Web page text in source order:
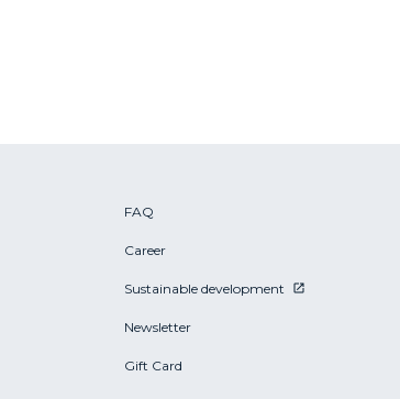
FAQ
Career
Sustainable development
Newsletter
Gift Card